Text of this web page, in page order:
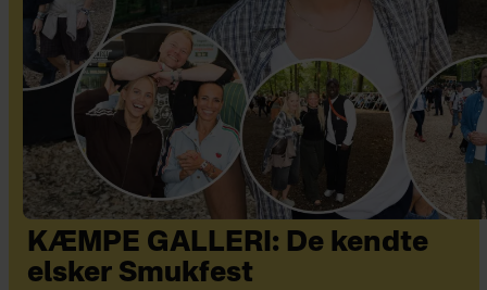
KÆMPE GALLERI: De kendte
elsker Smukfest